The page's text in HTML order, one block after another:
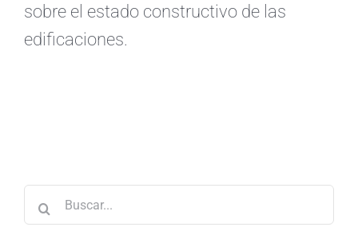
sobre el estado constructivo de las
edificaciones.
Buscar: